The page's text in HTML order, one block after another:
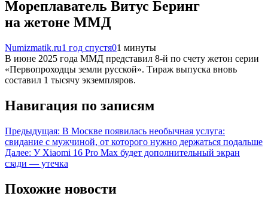
Мореплаватель Витус Беринг
на жетоне ММД
Numizmatik.ru1 год спустя01 минуты
В июне 2025 года ММД представил 8-й по счету жетон серии
«Первопроходцы земли русской». Тираж выпуска вновь
составил 1 тысячу экземпляров.
Навигация по записям
Предыдущая: В Москве появилась необычная услуга:
свидание с мужчиной, от которого нужно держаться подальше
Далее: У Xiaomi 16 Pro Max будет дополнительный экран
сзади — утечка
Похожие новости